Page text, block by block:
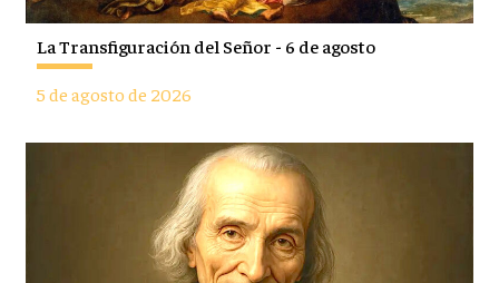
La Transfiguración del Señor - 6 de agosto
5 de agosto de 2026